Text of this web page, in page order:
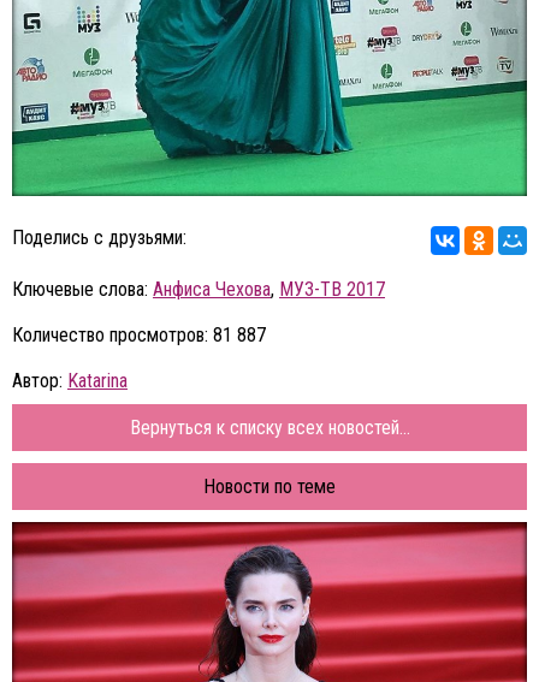
Поделись с друзьями:
Ключевые слова: Анфиса Чехова, МУЗ-ТВ 2017
Количество просмотров: 81 887
Автор: Katarina
Вернуться к списку всех новостей...
Новости по теме